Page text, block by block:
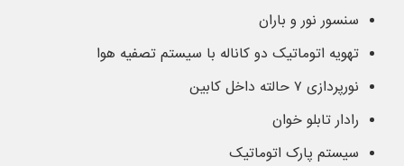
سنسور نور و باران
تهویه اتوماتیک دو کاناله با سیستم تصفیه هوا
نورپردازی ۷ حالته داخل کابین
رادار تابلو خوان
سیستم پارک اتوماتیک